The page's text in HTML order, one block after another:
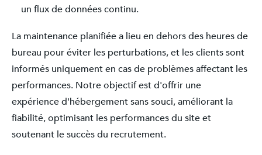
un flux de données continu.
La maintenance planifiée a lieu en dehors des heures de
bureau pour éviter les perturbations, et les clients sont
informés uniquement en cas de problèmes affectant les
performances. Notre objectif est d'offrir une
expérience d'hébergement sans souci, améliorant la
fiabilité, optimisant les performances du site et
soutenant le succès du recrutement.